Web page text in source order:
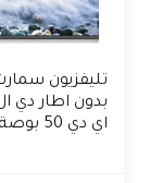
تليفزيون
بدون اطار دي
اي دي 50 بوصة